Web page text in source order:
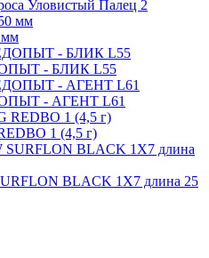
Уловистый Палец 2
мм
- БЛИК L55
- АГЕНТ L61
1 (4,5 г)
BLACK 1Х7 длина 25